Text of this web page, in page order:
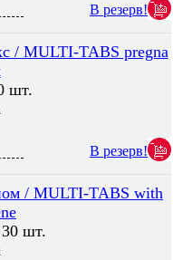
В резерв!
/ MULTI-TABS pregna
шт.
В резерв!
/ MULTI-TABS with
шт.